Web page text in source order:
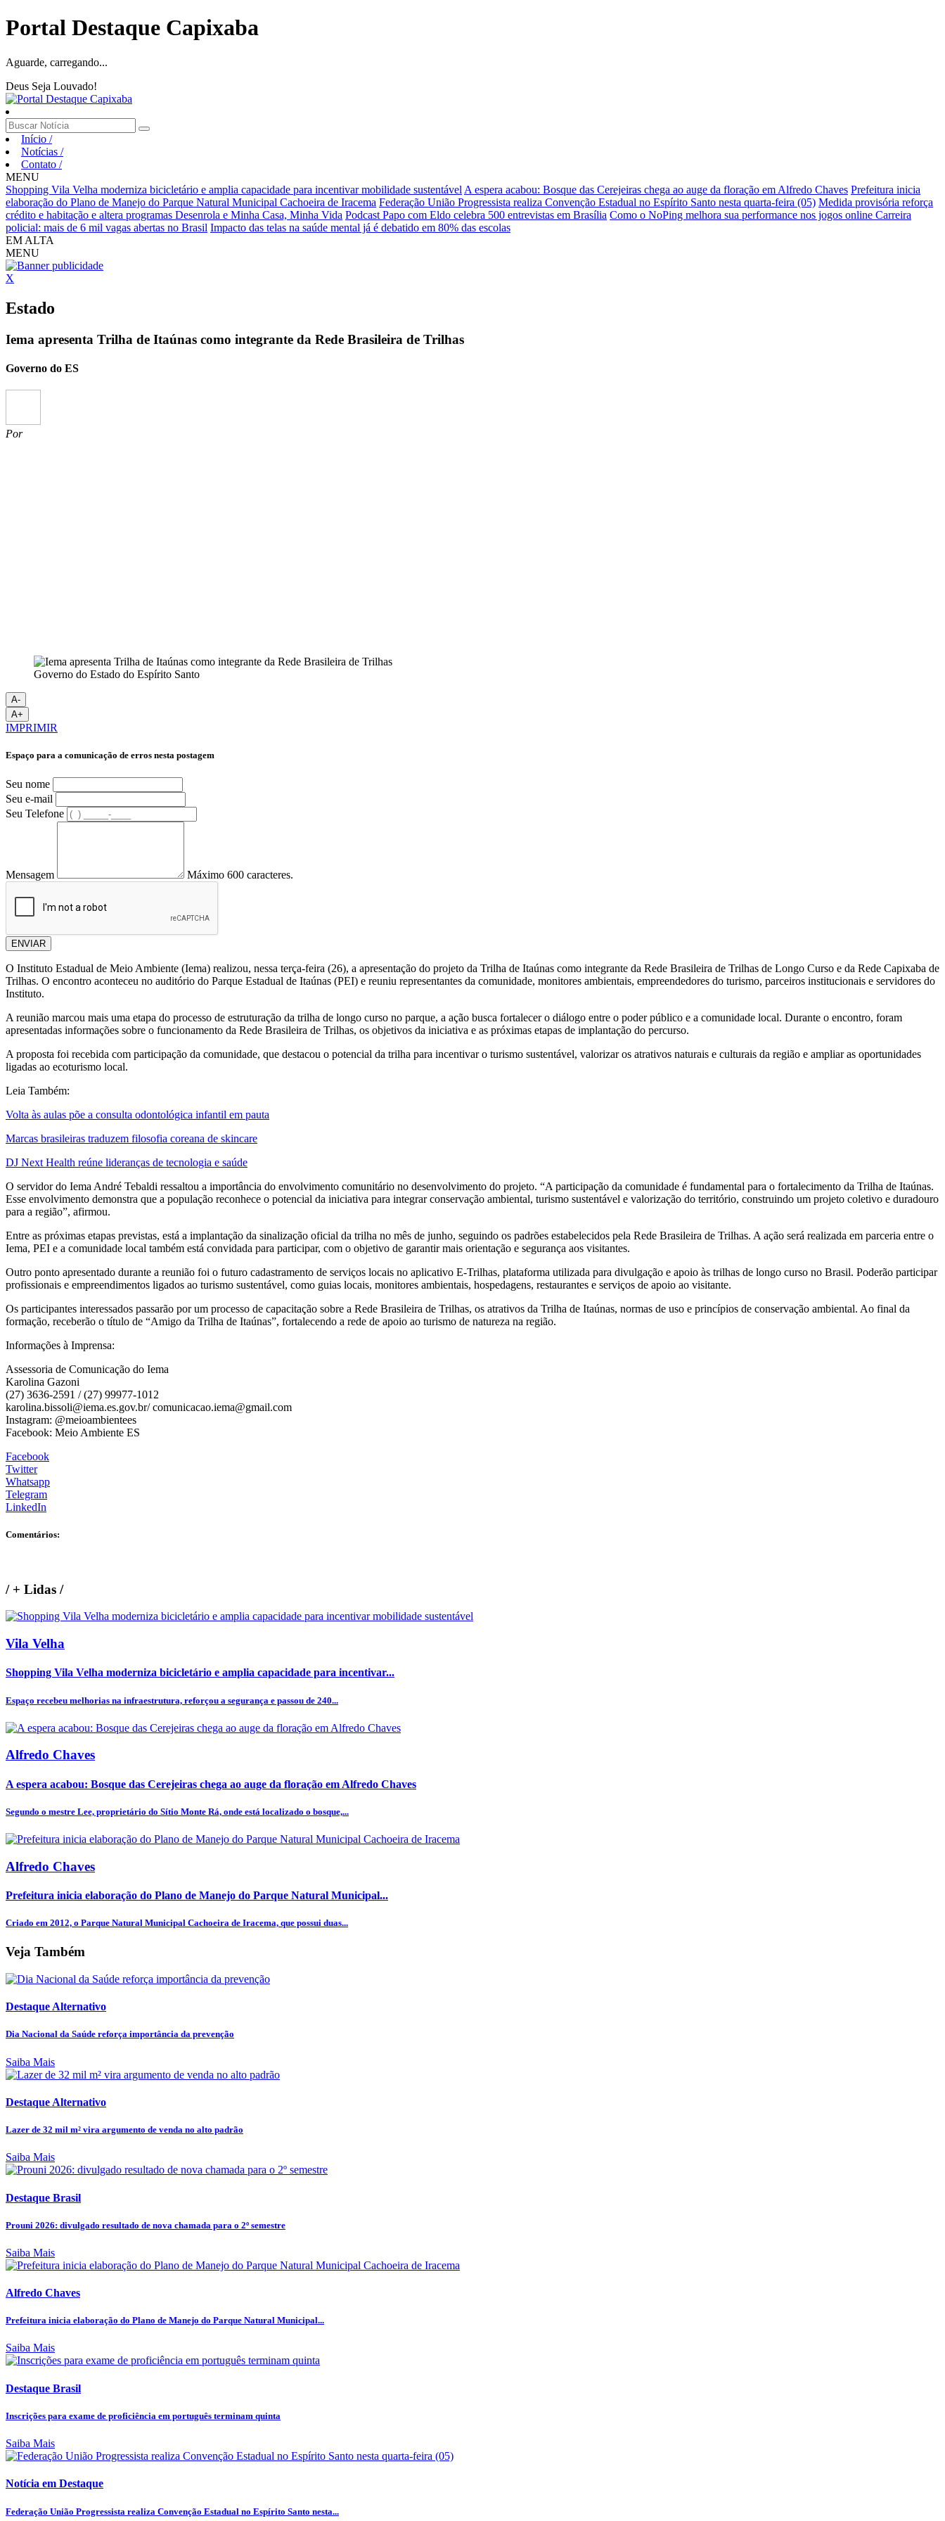
Portal Destaque Capixaba
Aguarde, carregando...
Deus Seja Louvado!
Início /
Notícias /
Contato /
MENU
Shopping Vila Velha moderniza bicicletário e amplia capacidade para incentivar mobilidade sustentável A espera acabou: Bosque das Cerejeiras chega ao auge da floração em Alfredo Chaves Prefeitura inicia
elaboração do Plano de Manejo do Parque Natural Municipal Cachoeira de Iracema Federação União Progressista realiza Convenção Estadual no Espírito Santo nesta quarta-feira (05) Medida provisória reforça
crédito e habitação e altera programas Desenrola e Minha Casa, Minha Vida Podcast Papo com Eldo celebra 500 entrevistas em Brasília Como o NoPing melhora sua performance nos jogos online Carreira
policial: mais de 6 mil vagas abertas no Brasil Impacto das telas na saúde mental já é debatido em 80% das escolas
EM ALTA
MENU
X
Estado
Iema apresenta Trilha de Itaúnas como integrante da Rede Brasileira de Trilhas
Governo do ES
Por
Governo do Estado do Espírito Santo
A-
A+
IMPRIMIR
Espaço para a comunicação de erros nesta postagem
Seu nome
Seu e-mail
Seu Telefone
Mensagem Máximo 600 caracteres.
ENVIAR
O Instituto Estadual de Meio Ambiente (Iema) realizou, nessa terça-feira (26), a apresentação do projeto da Trilha de Itaúnas como integrante da Rede Brasileira de Trilhas de Longo Curso e da Rede Capixaba de
Trilhas. O encontro aconteceu no auditório do Parque Estadual de Itaúnas (PEI) e reuniu representantes da comunidade, monitores ambientais, empreendedores do turismo, parceiros institucionais e servidores do
Instituto.
A reunião marcou mais uma etapa do processo de estruturação da trilha de longo curso no parque, a ação busca fortalecer o diálogo entre o poder público e a comunidade local. Durante o encontro, foram
apresentadas informações sobre o funcionamento da Rede Brasileira de Trilhas, os objetivos da iniciativa e as próximas etapas de implantação do percurso.
A proposta foi recebida com participação da comunidade, que destacou o potencial da trilha para incentivar o turismo sustentável, valorizar os atrativos naturais e culturais da região e ampliar as oportunidades
ligadas ao ecoturismo local.
Leia Também:
Volta às aulas põe a consulta odontológica infantil em pauta
Marcas brasileiras traduzem filosofia coreana de skincare
DJ Next Health reúne lideranças de tecnologia e saúde
O servidor do Iema André Tebaldi ressaltou a importância do envolvimento comunitário no desenvolvimento do projeto. “A participação da comunidade é fundamental para o fortalecimento da Trilha de Itaúnas.
Esse envolvimento demonstra que a população reconhece o potencial da iniciativa para integrar conservação ambiental, turismo sustentável e valorização do território, construindo um projeto coletivo e duradouro
para a região”, afirmou.
Entre as próximas etapas previstas, está a implantação da sinalização oficial da trilha no mês de junho, seguindo os padrões estabelecidos pela Rede Brasileira de Trilhas. A ação será realizada em parceria entre o
Iema, PEI e a comunidade local também está convidada para participar, com o objetivo de garantir mais orientação e segurança aos visitantes.
Outro ponto apresentado durante a reunião foi o futuro cadastramento de serviços locais no aplicativo E-Trilhas, plataforma utilizada para divulgação e apoio às trilhas de longo curso no Brasil. Poderão participar
profissionais e empreendimentos ligados ao turismo sustentável, como guias locais, monitores ambientais, hospedagens, restaurantes e serviços de apoio ao visitante.
Os participantes interessados passarão por um processo de capacitação sobre a Rede Brasileira de Trilhas, os atrativos da Trilha de Itaúnas, normas de uso e princípios de conservação ambiental. Ao final da
formação, receberão o título de “Amigo da Trilha de Itaúnas”, fortalecendo a rede de apoio ao turismo de natureza na região.
Informações à Imprensa:
Assessoria de Comunicação do Iema
Karolina Gazoni
(27) 3636-2591 / (27) 99977-1012
karolina.bissoli@iema.es.gov.br/ comunicacao.iema@gmail.com
Instagram: @meioambientees
Facebook: Meio Ambiente ES
Facebook
Twitter
Whatsapp
Telegram
LinkedIn
Comentários:
/+ Lidas /
Vila Velha
Shopping Vila Velha moderniza bicicletário e amplia capacidade para incentivar...
Espaço recebeu melhorias na infraestrutura, reforçou a segurança e passou de 240...
Alfredo Chaves
A espera acabou: Bosque das Cerejeiras chega ao auge da floração em Alfredo Chaves
Segundo o mestre Lee, proprietário do Sítio Monte Rá, onde está localizado o bosque,...
Alfredo Chaves
Prefeitura inicia elaboração do Plano de Manejo do Parque Natural Municipal...
Criado em 2012, o Parque Natural Municipal Cachoeira de Iracema, que possui duas...
Veja Também
Destaque Alternativo
Dia Nacional da Saúde reforça importância da prevenção
Saiba Mais
Destaque Alternativo
Lazer de 32 mil m² vira argumento de venda no alto padrão
Saiba Mais
Destaque Brasil
Prouni 2026: divulgado resultado de nova chamada para o 2º semestre
Saiba Mais
Alfredo Chaves
Prefeitura inicia elaboração do Plano de Manejo do Parque Natural Municipal...
Saiba Mais
Destaque Brasil
Inscrições para exame de proficiência em português terminam quinta
Saiba Mais
Notícia em Destaque
Federação União Progressista realiza Convenção Estadual no Espírito Santo nesta...